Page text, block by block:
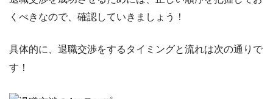
くべき なので、確認していきましょう！
具体的に、退職交渉をするタイミングと流れは次の通りで
す！